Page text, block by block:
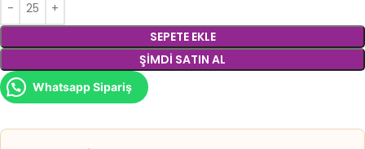
SEPETE EKLE
ŞIMDI SATIN AL
Whatsapp Sipariş